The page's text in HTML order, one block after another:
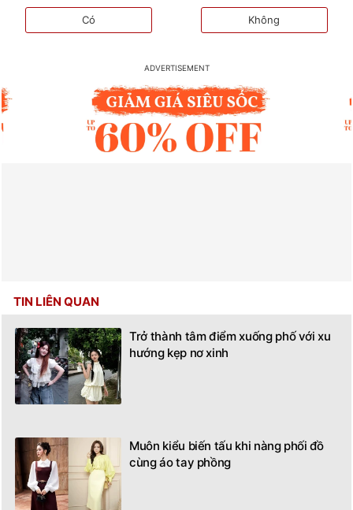
Có Không
TIN LIÊN QUAN
Trở thành tâm điểm xuống phố với xu
hướng kẹp nơ xinh
Muôn kiểu biến tấu khi nàng phối đồ
cùng áo tay phồng